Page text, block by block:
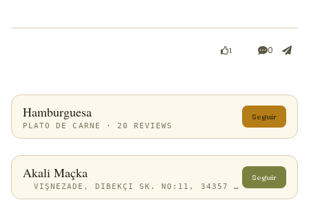
1 0
Hamburguesa
PLATO DE CARNE · 20 REVIEWS
Seguir
Akali Maçka
VIŞNEZADE, DIBEKÇI SK. NO:11, 34357 BEŞIKTAŞ/İSTANBUL, TÜRKIYE
Seguir